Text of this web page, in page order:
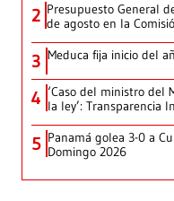
2 Presupuesto General
de agosto en la
3 Meduca fija inicio del
4 ‘Caso del ministro del
la ley’: Transparencia
5 Panamá golea 3-0 a
Domingo 2026